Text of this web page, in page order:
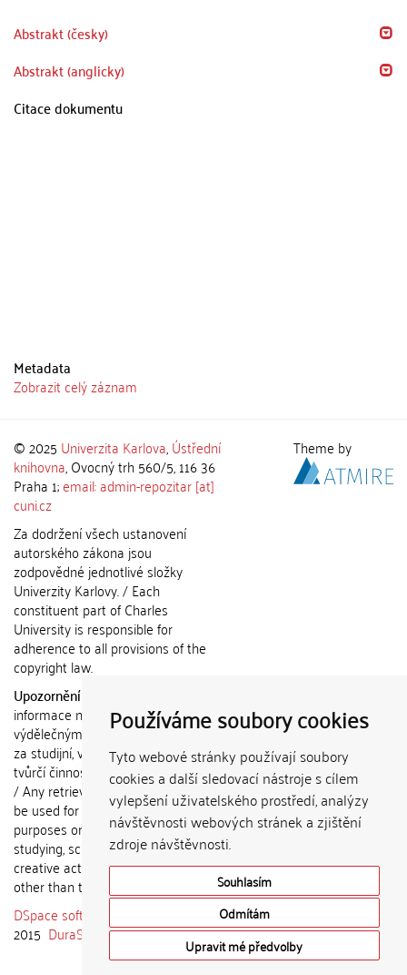
Používáme soubory cookies
Tyto webové stránky používají soubory
cookies a další sledovací nástroje s cílem
vylepšení uživatelského prostředí, analýzy
návštěvnosti webových stránek a zjištění
zdroje návštěvnosti.
Souhlasím
Odmítám
Upravit mé předvolby
Abstrakt (česky)
Abstrakt (anglicky)
Citace dokumentu
Metadata
Zobrazit celý záznam
© 2025 Univerzita Karlova,Ústřední
knihovna, Ovocný trh 560/5, 116 36
Praha 1;email: admin-repozitar [at]
cuni.cz
Za dodržení všech ustanovení
autorského zákona jsou
zodpovědné jednotlivé složky
Univerzity Karlovy. / Each
constituent part of Charles
University is responsible for
adherence to all provisions of the
copyright law.
Upozornění / Notice:
informace nemohou být použity k
výdělečným účelům nebo vydávány
za studijní, vědeckou nebo jinou
tvůrčí činnost jiné osoby než autora.
/ Any retrieved information shall not
be used for any commercial
purposes or claimed as results of
studying, scientific or any other
creative activities of any person
other than the author.
DSpace software
copyright © 2002-
2015 DuraSpace
Theme by